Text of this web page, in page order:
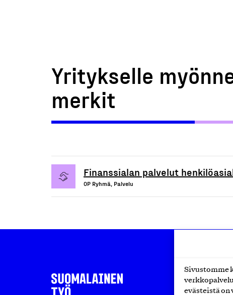
Sivustomme
evästeistä
Yritykselle
merkit
Finanssialan palvelut
OP Ryhmä, Palvelu